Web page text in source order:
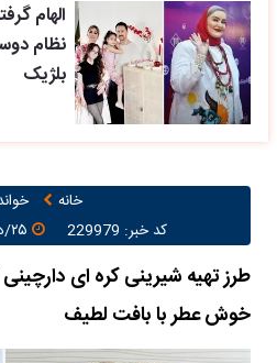
الهام
نظام
بلژیک
خانه
کد خبر: 229979
طرز تهیه شیرینی کره ای
خوش عطر با بافت لطیف